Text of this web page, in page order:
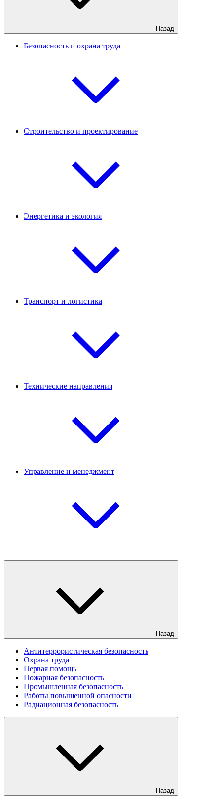
Назад
Безопасность и охрана труда
Строительство и проектирование
Энергетика и экология
Транспорт и логистика
Технические направления
Управление и менеджмент
Назад
Антитеррористическая безопасность
Охрана труда
Первая помощь
Пожарная безопасность
Промышленная безопасность
Работы повышенной опасности
Радиационная безопасность
Назад